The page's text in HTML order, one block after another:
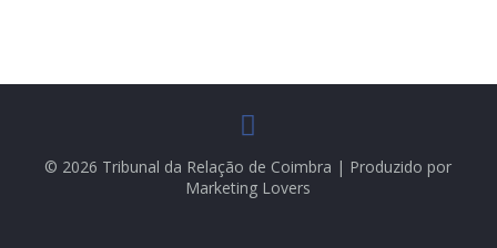
© 2026 Tribunal da Relação de Coimbra | Produzido por
Marketing Lovers